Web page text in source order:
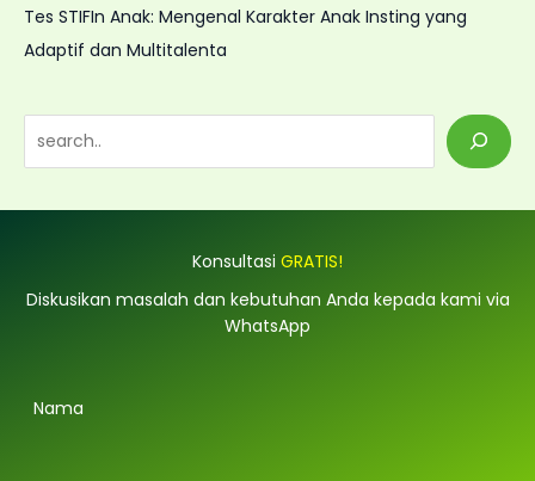
Tes STIFIn Anak: Mengenal Karakter Anak Insting yang
Adaptif dan Multitalenta
e
h
Konsultasi GRATIS!
Diskusikan masalah dan kebutuhan Anda kepada kami via
WhatsApp